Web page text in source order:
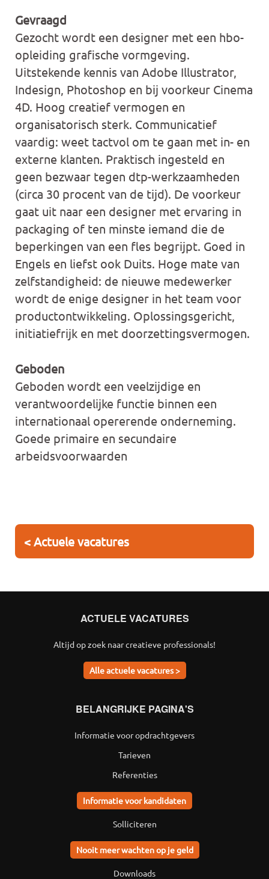
Gevraagd
Gezocht wordt een designer met een hbo-
opleiding grafische vormgeving.
Uitstekende kennis van Adobe Illustrator,
Indesign, Photoshop en bij voorkeur Cinema
4D. Hoog creatief vermogen en
organisatorisch sterk. Communicatief
vaardig: weet tactvol om te gaan met in- en
externe klanten. Praktisch ingesteld en
geen bezwaar tegen dtp-werkzaamheden
(circa 30 procent van de tijd). De voorkeur
gaat uit naar een designer met ervaring in
packaging of ten minste iemand die de
beperkingen van een fles begrijpt. Goed in
Engels en liefst ook Duits. Hoge mate van
zelfstandigheid: de nieuwe medewerker
wordt de enige designer in het team voor
productontwikkeling. Oplossingsgericht,
initiatiefrijk en met doorzettingsvermogen.
Geboden
Geboden wordt een veelzijdige en
verantwoordelijke functie binnen een
internationaal opererende onderneming.
Goede primaire en secundaire
arbeidsvoorwaarden
< Actuele vacatures
ACTUELE VACATURES
Altijd op zoek naar creatieve professionals!
Alle actuele vacatures >
BELANGRIJKE PAGINA'S
Informatie voor opdrachtgevers
Tarieven
Referenties
Informatie voor kandidaten
Solliciteren
Nooit meer wachten op je geld
Downloads